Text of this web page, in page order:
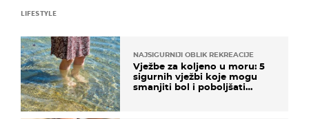
LIFESTYLE
NAJSIGURNIJI OBLIK REKREACIJE
Vježbe za koljeno u moru: 5
sigurnih vježbi koje mogu
smanjiti bol i poboljšati